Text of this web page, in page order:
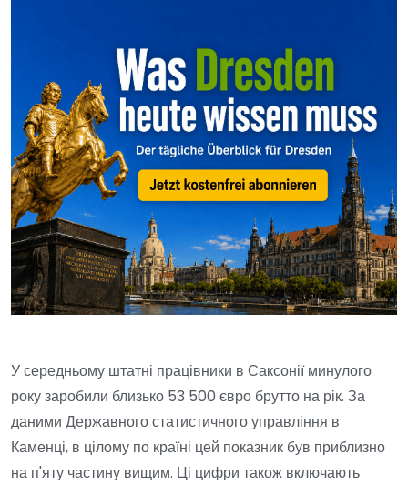
У середньому штатні працівники в Саксонії минулого
року заробили близько 53 500 євро брутто на рік. За
даними Державного статистичного управління в
Каменці, в цілому по країні цей показник був приблизно
на п'яту частину вищим. Ці цифри також включають